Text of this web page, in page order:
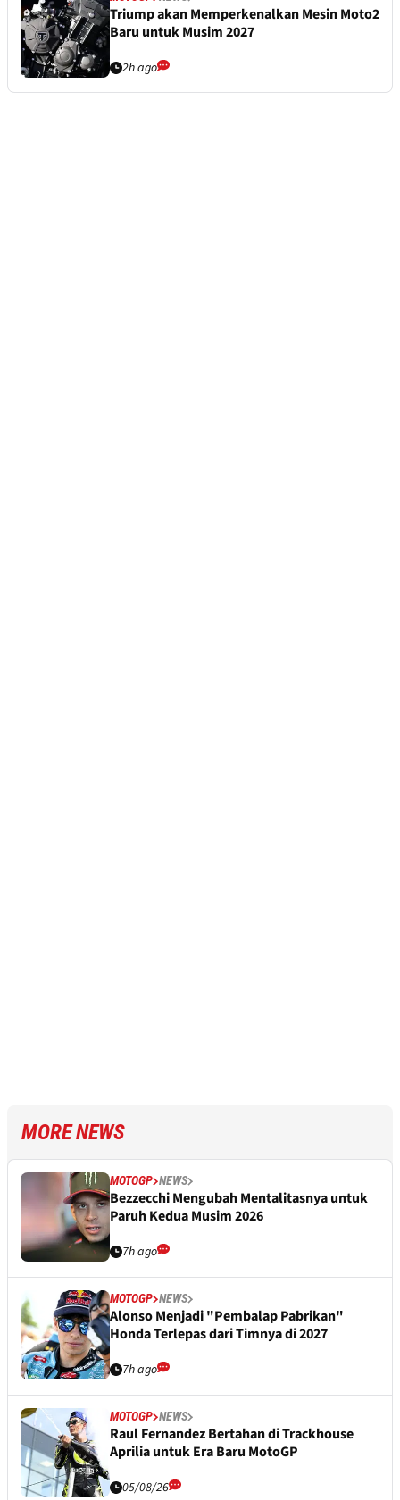
Triump akan Memperkenalkan Mesin Moto2
Baru untuk Musim 2027
2h ago
MORE NEWS
MOTOGP NEWS
Bezzecchi Mengubah Mentalitasnya untuk
Paruh Kedua Musim 2026
7h ago
MOTOGP NEWS
Alonso Menjadi "Pembalap Pabrikan"
Honda Terlepas dari Timnya di 2027
7h ago
MOTOGP NEWS
Raul Fernandez Bertahan di Trackhouse
Aprilia untuk Era Baru MotoGP
05/08/26